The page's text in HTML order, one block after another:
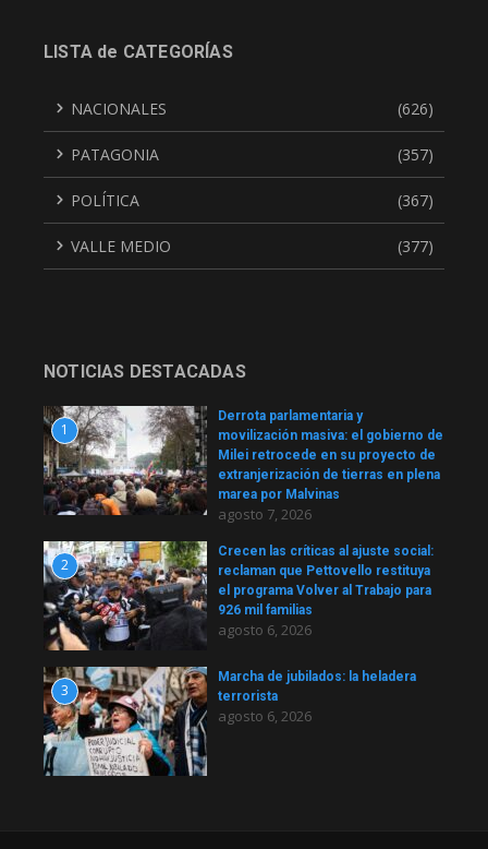
LISTA de CATEGORÍAS
NACIONALES (626)
PATAGONIA (357)
POLÍTICA (367)
VALLE MEDIO (377)
NOTICIAS DESTACADAS
1
Derrota parlamentaria y
movilización masiva: el gobierno de
Milei retrocede en su proyecto de
extranjerización de tierras en plena
marea por Malvinas
agosto 7, 2026
2
Crecen las críticas al ajuste social:
reclaman que Pettovello restituya
el programa Volver al Trabajo para
926 mil familias
agosto 6, 2026
3
Marcha de jubilados: la heladera
terrorista
agosto 6, 2026